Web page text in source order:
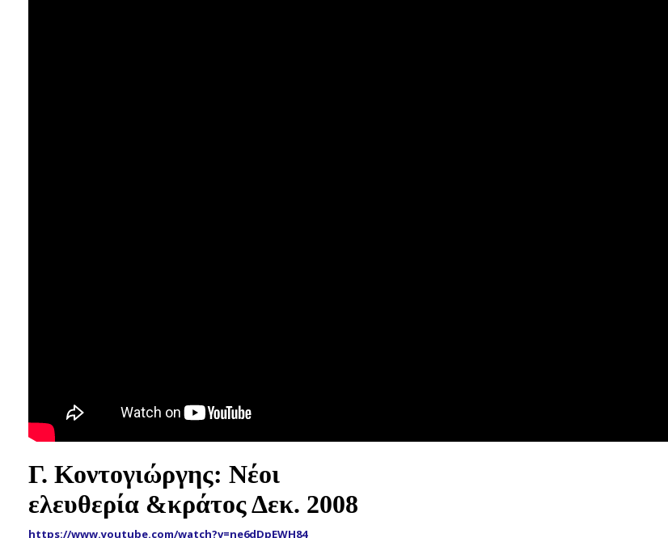
Γ. Κοντογιώργης: Nέοι
ελευθερία &κράτος Δεκ. 2008
https://www.youtube.com/watch?v=ne6dDpEWH84